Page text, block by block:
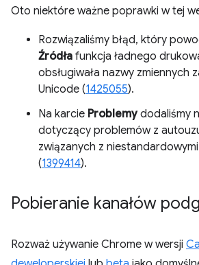
Oto niektóre ważne poprawki w tej
Rozwiązaliśmy błąd, który
Źródła funkcja ładnego
obsługiwała nazwy zmiennych
Unicode (1425055).
Na karcie Problemydodaliśmy
dotyczący problemów z
związanych z
(1399414).
Pobieranie kanałów
Rozważ używanie Chrome w wersji